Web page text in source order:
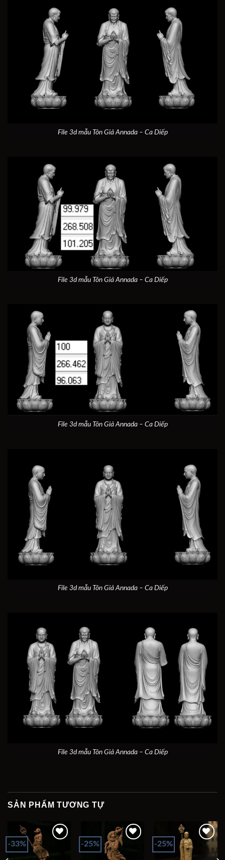
File 3d mẫu Tôn Giả Annada – Ca Diếp
File 3d mẫu Tôn Giả Annada – Ca Diếp
File 3d mẫu Tôn Giả Annada – Ca Diếp
File 3d mẫu Tôn Giả Annada – Ca Diếp
File 3d mẫu Tôn Giả Annada – Ca Diếp
SẢN PHẨM TƯƠNG TỰ
-33% -25% -25%